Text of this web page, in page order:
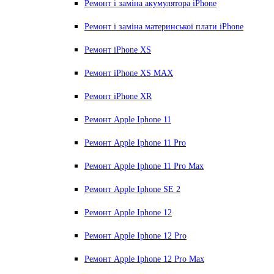
Ремонт і заміна акумулятора iPhone
Ремонт і заміна материнської плати iPhone
Ремонт iPhone XS
Ремонт iPhone XS MAX
Ремонт iPhone XR
Ремонт Apple Iphone 11
Ремонт Apple Iphone 11 Pro
Ремонт Apple Iphone 11 Pro Max
Ремонт Apple Iphone SE 2
Ремонт Apple Iphone 12
Ремонт Apple Iphone 12 Pro
Ремонт Apple Iphone 12 Pro Max